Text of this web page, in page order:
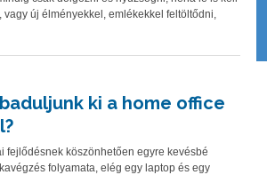
vagy új élményekkel, emlékekkel feltöltődni,
ki a home office
fejlődésnek köszönhetően egyre kevésbé
folyamata, elég egy laptop és egy